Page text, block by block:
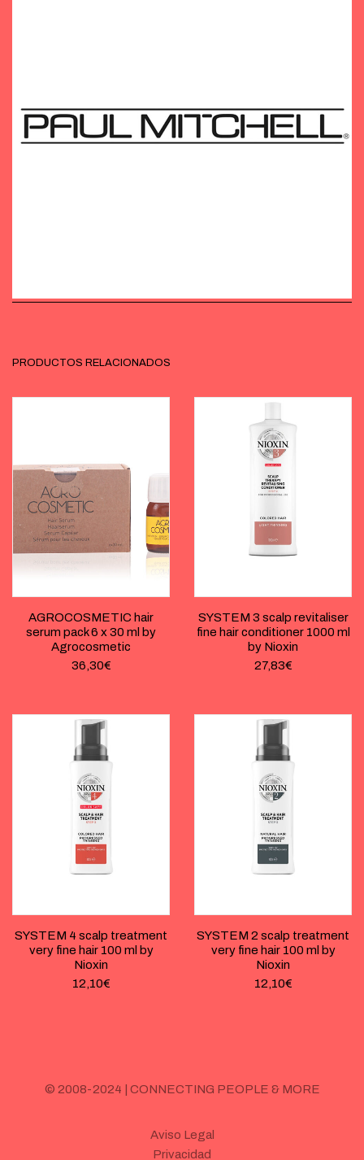
PRODUCTOS RELACIONADOS
AGROCOSMETIC hair
serum pack 6 x 30 ml by
Agrocosmetic
36,30€
SYSTEM 3 scalp revitaliser
fine hair conditioner 1000 ml
by Nioxin
27,83€
SYSTEM 4 scalp treatment
very fine hair 100 ml by
Nioxin
12,10€
SYSTEM 2 scalp treatment
very fine hair 100 ml by
Nioxin
12,10€
© 2008-2024 | CONNECTING PEOPLE & MORE
Aviso Legal
Privacidad